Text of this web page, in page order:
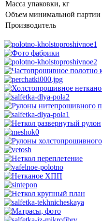
Масса упаковки, кг
Объем минимальной партии
Производитель